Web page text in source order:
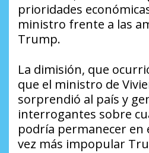
prioridades
ministro frente a las
Trump.
La dimisión, que
que el ministro de
sorprendió al país y
interrogantes sobre
podría permanecer en
vez más impopular